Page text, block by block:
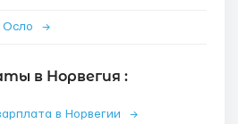
Осло →
в Норвегия :
в Норвегии →